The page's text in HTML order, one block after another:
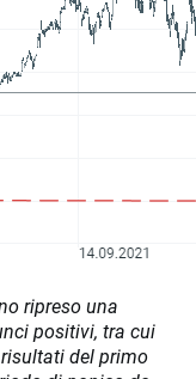
ripreso una
positivi, tra cui
del primo